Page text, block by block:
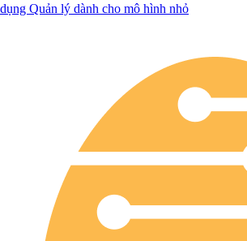
Quản lý dành cho mô hình nhỏ